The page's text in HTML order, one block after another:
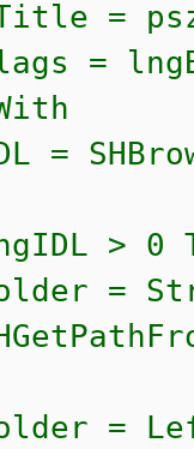
=
=
=
> 0
=
=